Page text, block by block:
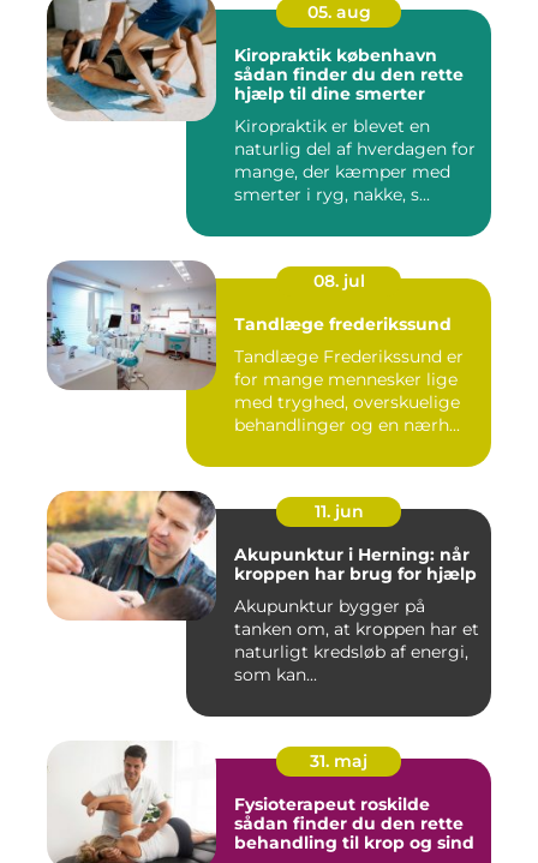
05. aug
Kiropraktik københavn
sådan finder du den rette
hjælp til dine smerter
Kiropraktik er blevet en
naturlig del af hverdagen for
mange, der kæmper med
smerter i ryg, nakke, s...
08. jul
Tandlæge frederikssund
Tandlæge Frederikssund er
for mange mennesker lige
med tryghed, overskuelige
behandlinger og en nærh...
11. jun
Akupunktur i Herning: når
kroppen har brug for hjælp
Akupunktur bygger på
tanken om, at kroppen har et
naturligt kredsløb af energi,
som kan...
31. maj
Fysioterapeut roskilde
sådan finder du den rette
behandling til krop og sind